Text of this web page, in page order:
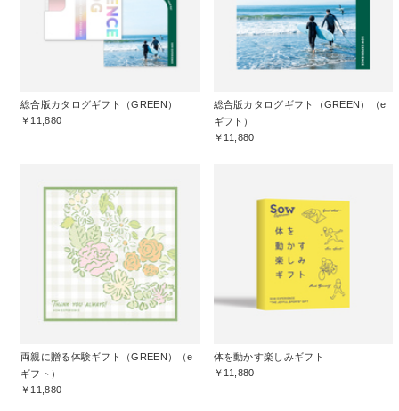
総合版カタログギフト（GREEN）
￥11,880
総合版カタログギフト（GREEN）（e
ギフト）
￥11,880
両親に贈る体験ギフト（GREEN）（e
ギフト）
￥11,880
体を動かす楽しみギフト
￥11,880